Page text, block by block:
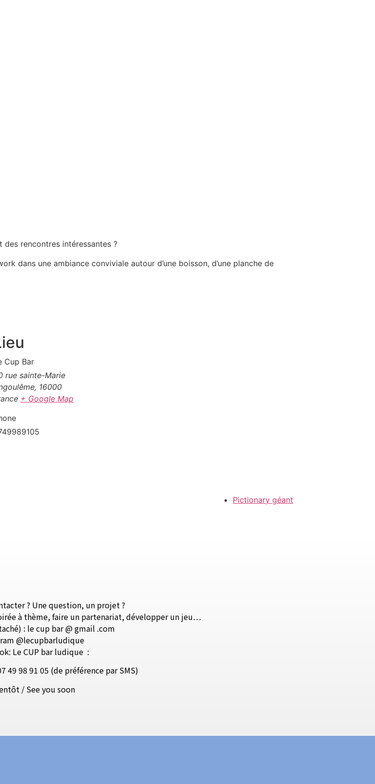
rencontres intéressantes ?
dans une ambiance conviviale autour d’une boisson, d’une planche de
Cup Bar
rue sainte-Marie
, 16000
+ Google Map
Pictionary géant
? Une question, un projet ?
à thème, faire un partenariat, développer un jeu…
: le cup bar @ gmail .com
@lecupbarludique
Le CUP bar ludique :
49 98 91 05 (de préférence par SMS)
/ See you soon